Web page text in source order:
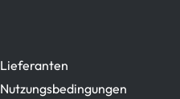
Lieferanten
Nutzungsbedingungen